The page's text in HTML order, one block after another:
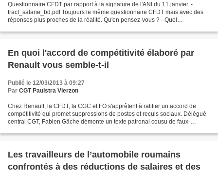
Questionnaire CFDT par rapport à la signature de l'ANI du 11 janvier. -
tract_salarie_bd.pdf Toujours le même questionnaire CFDT mais avec des
réponses plus proches de la réalité. Qu'en pensez-vous ? - Quel
En quoi l'accord de compétitivité élaboré par
Renault vous semble-t-il
Publié le 12/03/2013 à 09:27
Par CGT Paulstra Vierzon
Chez Renault, la CFDT, la CGC et FO s'apprêtent à ratifier un accord de
compétitivité qui promet suppressions de postes et reculs sociaux. Délégué
central CGT, Fabien Gâche démonte un texte patronal cousu de faux-
Les travailleurs de l’automobile roumains
confrontés à des réductions de salaires et des